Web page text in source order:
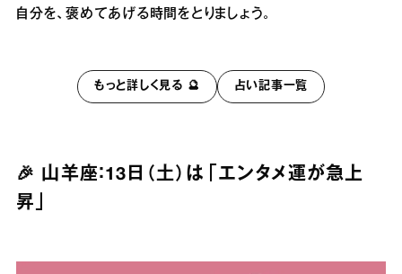
自分を、褒めてあげる時間をとりましょう。
もっと詳しく見る 🔮 占い記事一覧
🎉 山羊座：13日（土）は「エンタメ運が急上
昇」